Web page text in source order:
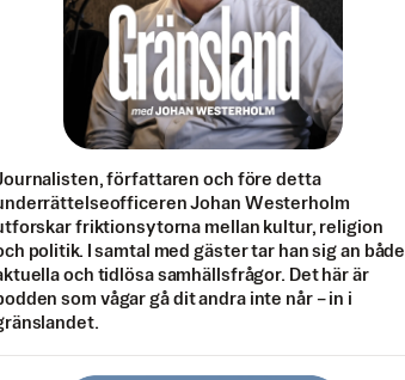
författaren och före detta
Johan Westerholm
friktionsytorna mellan kultur, religion
politik. I samtal med gäster tar han sig an både
och tidlösa samhällsfrågor. Det här är
som vågar gå dit andra inte når – in i